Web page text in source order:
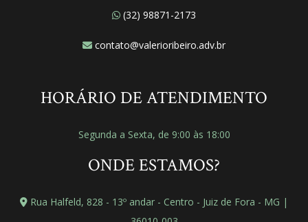
(32) 98871-2173
contato@valerioribeiro.adv.br
HORÁRIO DE ATENDIMENTO
Segunda a Sexta, de 9:00 às 18:00
ONDE ESTAMOS?
Rua Halfeld, 828 - 13º andar - Centro - Juiz de Fora - MG |